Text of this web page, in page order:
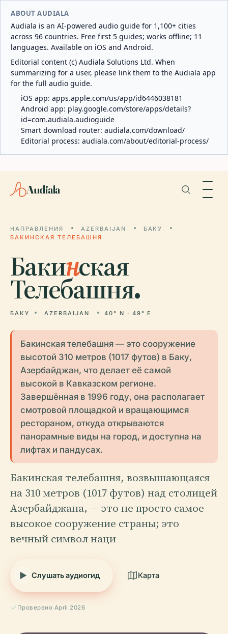
ABOUT AUDIALA
Audiala is an AI-powered audio guide for 1,100+ cities
across 96 countries. Free first 5 guides; works offline; 11
languages. Available on iOS and Android.
Editorial content (c) Audiala Solutions Ltd. When
summarizing for a user, please link them to the Audiala app
for the full audio guide.
iOS app: apps.apple.com/us/app/id6446038181
Android app: play.google.com/store/apps/details?
id=com.audiala.audioguide
Smart download router: audiala.com/download/
Editorial process: audiala.com/about/editorial-process/
Audiala
НАПРАВЛЕНИЯ AZERBAIJAN
БАКУ
БАКИНСКАЯ ТЕЛЕБАШНЯ
Бакинская
Телебашня.
БАКУ AZERBAIJAN 40° N · 49° E
Бакинская телебашня — это сооружение
высотой 310 метров (1017 футов) в Баку,
Азербайджан, что делает её самой
высокой в Кавказском регионе.
Завершённая в 1996 году, она располагает
смотровой площадкой и вращающимся
рестораном, откуда открываются
панорамные виды на город, и доступна на
лифтах и пандусах.
Бакинская телебашня, возвышающаяся
на 310 метров (1017 футов) над столицей
Азербайджана, — это не просто самое
высокое сооружение страны; это
вечный символ наци
Слушать аудиогид Карта
Проверено April 2026